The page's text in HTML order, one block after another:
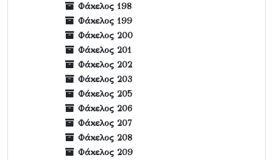
Φάκελος 198
Φάκελος 199
Φάκελος 200
Φάκελος 201
Φάκελος 202
Φάκελος 203
Φάκελος 205
Φάκελος 206
Φάκελος 207
Φάκελος 208
Φάκελος 209